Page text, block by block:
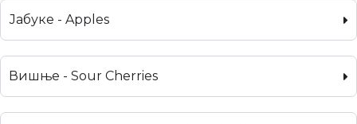
Јабуке - Apples
Вишње - Sour Cherries